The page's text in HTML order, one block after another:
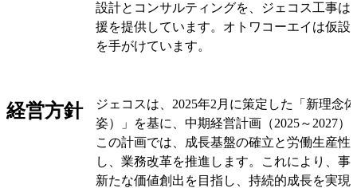
設計とコンサルティングを、ジェコス工事は
援を提供しています。オトワコーエイは仮設
を手がけています。
材の運送を担当し、GECOSS VIETNAMはベ
賃貸・販売を行っています。協友リースは鋼
本建材リースは仮設材の賃貸を行っています
建設機械事業では、レンタルシステムが建設
経営方針
ジェコスは、2025年2月に策定した「新理念
姿）」を基に、中期経営計画（2025～2027）
この計画では、成長基盤の確立と労働生産性
し、業務改革を推進します。これにより、事
新たな価値創出を目指し、持続的成長を実現